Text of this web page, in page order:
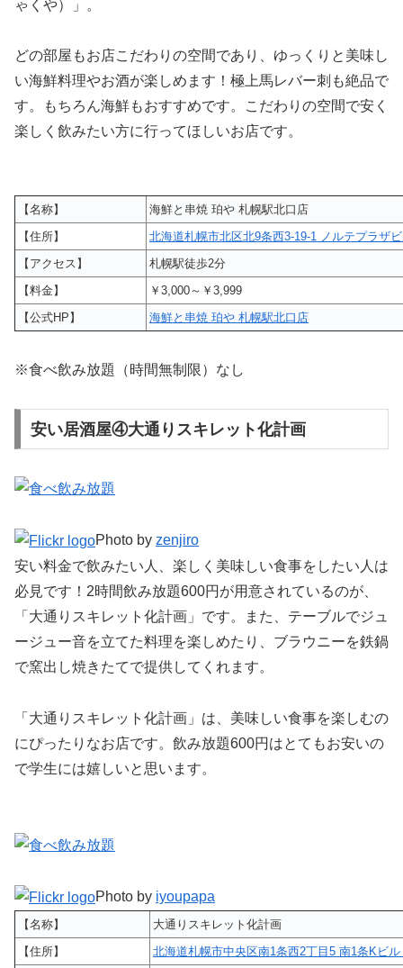
ゃくや）」。
どの部屋もお店こだわりの空間であり、ゆっくりと美味し
い海鮮料理やお酒が楽しめます！極上馬レバー刺も絶品で
す。もちろん海鮮もおすすめです。こだわりの空間で安く
楽しく飲みたい方に行ってほしいお店です。
【名称】
海鮮と串焼 珀や 札幌駅北口店
【住所】
北海道札幌市北区北9条西3-19-1 ノルテプラザ
【アクセス】
札幌駅徒歩2分
【料金】
￥3,000～￥3,999
【公式HP】
海鮮と串焼 珀や 札幌駅北口店
※食べ飲み放題（時間無制限）なし
安い居酒屋④大通りスキレット化計画
Photo by zenjiro
安い料金で飲みたい人、楽しく美味しい食事をしたい人は
必見です！2時間飲み放題600円が用意されているのが、
「大通りスキレット化計画」です。また、テーブルでジュ
ージュー音を立てた料理を楽しめたり、ブラウニーを鉄鍋
で窯出し焼きたてで提供してくれます。
「大通りスキレット化計画」は、美味しい食事を楽しむの
にぴったりなお店です。飲み放題600円はとてもお安いの
で学生には嬉しいと思います。
Photo by iyoupapa
【名称】
大通りスキレット化計画
【住所】
北海道札幌市中央区南1条西2丁目5 南1条Kビ